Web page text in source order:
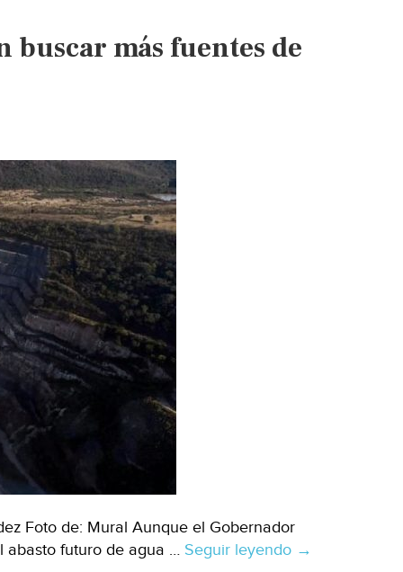
buscar más fuentes de
Foto de: Mural Aunque el Gobernador
abasto futuro de agua … Seguir leyendo Jalisco-
→